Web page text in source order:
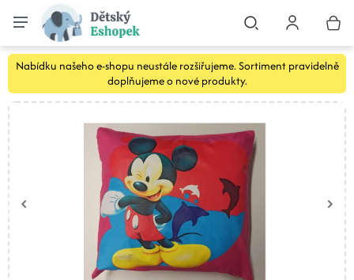
Nabídku našeho e-shopu neustále rozšiřujeme. Sortiment pravidelně
doplňujeme o nové produkty.